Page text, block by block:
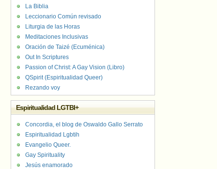
La Biblia
Leccionario Común revisado
Liturgia de las Horas
Meditaciones Inclusivas
Oración de Taizé (Ecuménica)
Out In Scriptures
Passion of Christ: A Gay Vision (Libro)
QSpirit (Espiritualidad Queer)
Rezando voy
Espiritualidad LGTBI+
Concordia, el blog de Oswaldo Gallo Serrato
Espiritualidad Lgbtih
Evangelio Queer.
Gay Spirituality
Jesús enamorado